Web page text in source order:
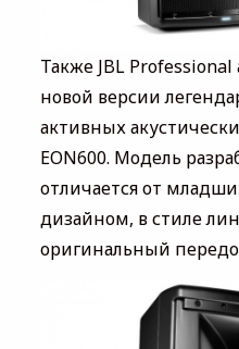
Также JBL
новой версии
активных
EON600. Модель
отличается от
дизайном, в стиле
оригинальный